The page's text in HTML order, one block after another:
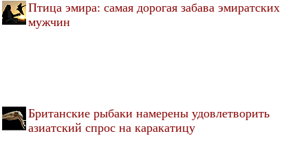
Птица эмира: самая дорогая забава эмиратских
мужчин
Британские рыбаки намерены удовлетворить
азиатский спрос на каракатицу